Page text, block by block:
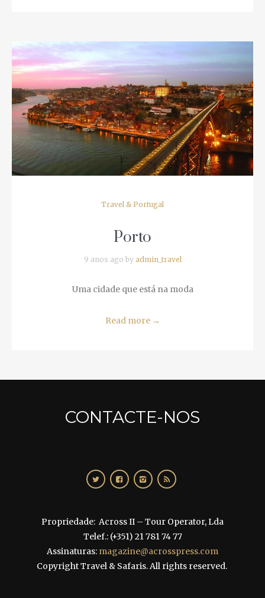
Travel & Portugal
Porto
Uma cidade que está na moda
Read more→
CONTACTE-NOS
Propriedade: Across II – Tour Operator, Lda
Assinaturas:
magazine@acrosspress.com
Copyright Travel & Safaris. All rights reserved.